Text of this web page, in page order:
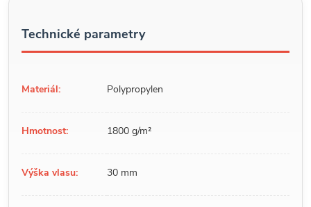
Technické parametry
Materiál: Polypropylen
Hmotnost: 1800 g/m²
Výška vlasu: 30 mm